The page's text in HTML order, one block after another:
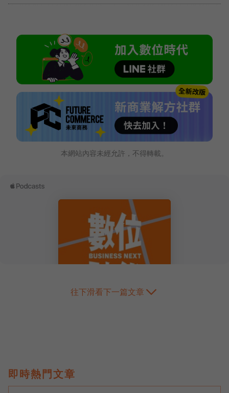
本網站內容未經允許，不得轉載。
往下滑看下一篇文章
即時熱門文章